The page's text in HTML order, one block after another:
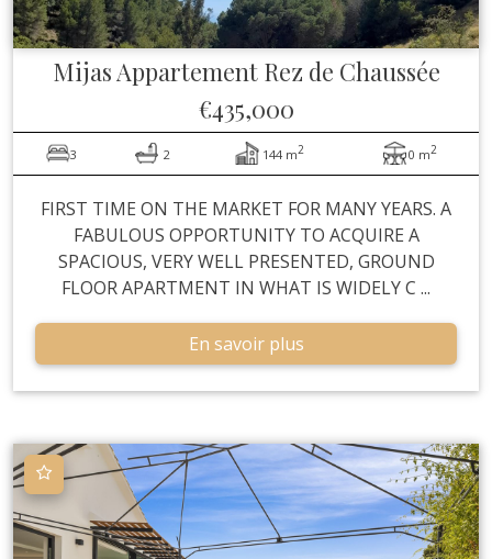
Mijas Appartement Rez de Chaussée
€435,000
3 2 144 m2 0 m2
FIRST TIME ON THE MARKET FOR MANY YEARS. A
FABULOUS OPPORTUNITY TO ACQUIRE A
SPACIOUS, VERY WELL PRESENTED, GROUND
FLOOR APARTMENT IN WHAT IS WIDELY C ...
En savoir plus